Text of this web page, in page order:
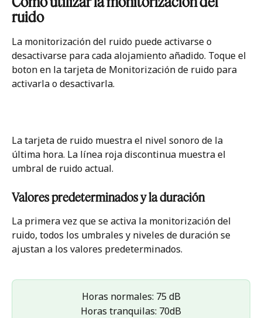
ruido
La monitorización del ruido puede activarse o
desactivarse para cada alojamiento añadido. Toque el
boton en la tarjeta de Monitorización de ruido para
activarla o desactivarla.
La tarjeta de ruido muestra el nivel sonoro de la
última hora. La línea roja discontinua muestra el
umbral de ruido actual.
Valores predeterminados y la duración
La primera vez que se activa la monitorización del
ruido, todos los umbrales y niveles de duración se
ajustan a los valores predeterminados.
Horas normales: 75 dB
Horas tranquilas: 70dB